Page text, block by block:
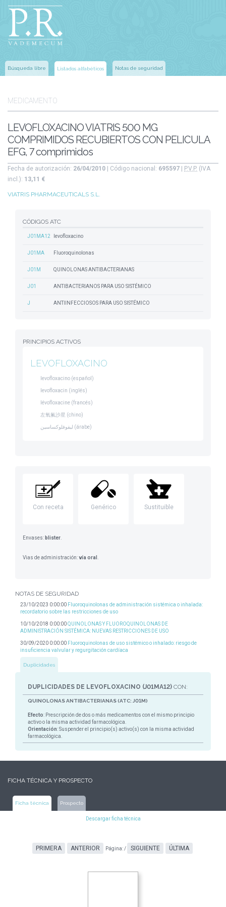
Búsqueda libre Listados alfabéticos Notas de seguridad
MEDICAMENTO
LEVOFLOXACINO VIATRIS 500 MG
COMPRIMIDOS RECUBIERTOS CON PELICULA
EFG, 7 comprimidos
Fecha de autorización: 26/04/2010 | Código nacional: 695597 P.V.P. (IVA
incl.): 13,11 €
VIATRIS PHARMACEUTICALS S.L.
CÓDIGOS ATC
J01MA12 levofloxacino
J01MA Fluoroquinolonas
J01M QUINOLONAS ANTIBACTERIANAS
J01 ANTIBACTERIANOS PARA USO SISTÉMICO
J ANTIINFECCIOSOS PARA USO SISTÉMICO
PRINCIPIOS ACTIVOS
LEVOFLOXACINO
levofloxacino (español)
levofloxacin (inglés)
lévofloxacine (francés)
左氧氟沙星 (chino)
ليفوفلوكساسين (árabe)
Con receta Genérico Sustituible
Envases: blister
Vias de administración:vía oral
NOTAS DE SEGURIDAD
23/10/2023 0:00:00 Fluoroquinolonas de administración sistémica o inhalada:
recordatorio sobre las restricciones de uso
10/10/2018 0:00:00QUINOLONAS Y FLUOROQUINOLONAS DE
ADMINISTRACIÓN SISTÉMICA: NUEVAS RESTRICCIONES DE USO
30/09/2020 0:00:00 Fluoroquinolonas de uso sistémico o inhalado: riesgo de
insuficiencia valvular y regurgitación cardíaca
Duplicidades
DUPLICIDADES DE LEVOFLOXACINO (J01MA12) CON:
QUINOLONAS ANTIBACTERIANAS (ATC: J01M)
Efecto: Prescripción de dos o más medicamentos con el mismo principio
activo o la misma actividad farmacológica.
Orientación: Suspender el principio(s) activo(s) con la misma actividad
farmacológica.
FICHA TÉCNICA Y PROSPECTO
Ficha técnica Prospecto
Descargar ficha técnica
PRIMERA ANTERIOR Página:/ SIGUIENTE ÚLTIMA